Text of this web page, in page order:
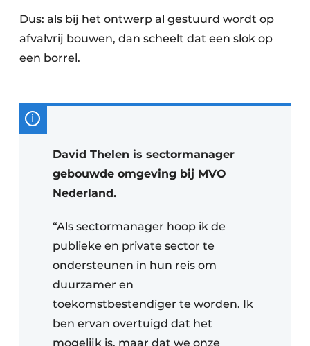
Dus: als bij het ontwerp al gestuurd wordt op
afvalvrij bouwen, dan scheelt dat een slok op
een borrel.
David Thelen is sectormanager
gebouwde omgeving bij MVO
Nederland.
“Als sectormanager hoop ik de
publieke en private sector te
ondersteunen in hun reis om
duurzamer en
toekomstbestendiger te worden. Ik
ben ervan overtuigd dat het
mogelijk is, maar dat we onze